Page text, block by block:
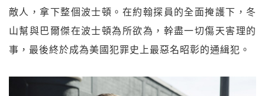
敵人，拿下整個波士頓。在約翰探員的全面掩護下，冬
山幫與巴爾傑在波士頓為所欲為，幹盡一切傷天害理的
事，最後終於成為美國犯罪史上最惡名昭彰的通緝犯。